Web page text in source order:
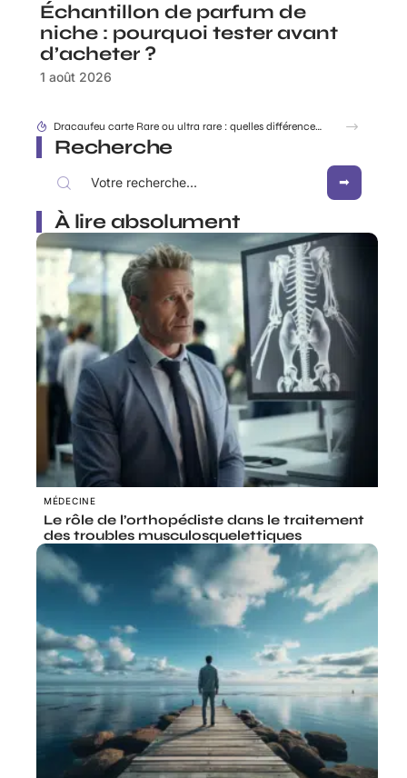
Échantillon de parfum de
niche : pourquoi tester avant
d’acheter ?
1 août 2026
Dracaufeu carte Rare ou ultra rare : quelles différences pour les collectionneurs ?
Recherche
À lire absolument
MÉDECINE
Le rôle de l’orthopédiste dans le traitement
des troubles musculosquelettiques